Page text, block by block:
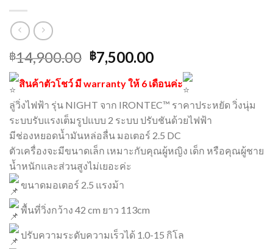
฿14,900.00 ฿7,500.00
สินค้าตัวโชว์ มี warranty ให้ 6 เดือนค่ะ
ลู่วิ่งไฟฟ้า รุ่น NIGHT จาก IRONTEC™ ราคาประหยัด วิ่งนุ่ม
ระบบรับแรงเต็มรูปแบบ 2 ระบบ ปรับชันด้วยไฟฟ้า
มีช่องหยอดน้ำมันหล่อลื่น มอเตอร์ 2.5 DC
ตัวเครื่องจะมีขนาดเล็ก เหมาะกับคุณผู้หญิง เด็ก หรือคุณผู้ชาย
น้ำหนักและส่วนสูงไม่เยอะค่ะ
ขนาดมอเตอร์ 2.5 แรงม้า
พื้นที่วิ่งกว้าง 42 cm ยาว 113cm
ปรับความระดับความเร็วได้ 1.0-15 กิโล